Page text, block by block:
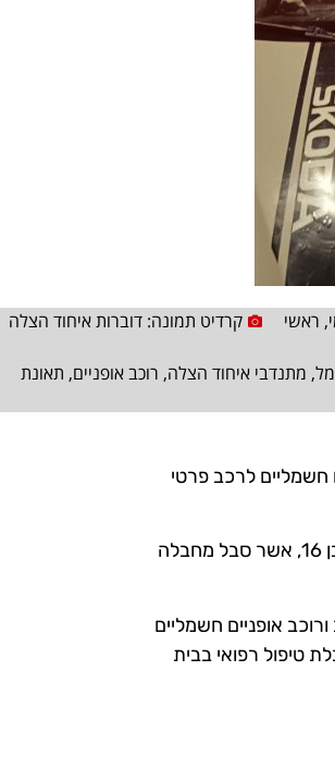
, ראשי
קרדיט תמונה: דוברות איחוד הצלה
, מתנדבי איחוד הצלה, רוכב אופניים, תאונת
חשמליים לרכב פרטי
מתנדבי איחוד הצלה שהוזעקו למקום, העניקו טיפול רפואי מציל חיים לנפגע כבן 16, אשר סבל מחבלה
אופניים חשמליים
טיפול רפואי בבית